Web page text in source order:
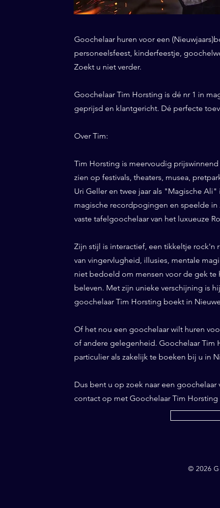
Goochelaar huren voor een
personeelsfeest, kinderfeestje,
Zoekt u niet verder.
Goochelaar Tim Horsting is dé nr 1 in
geprijsd en klantgericht. Dé perfecte
Over Tim:
Tim Horsting is meervoudig
zien op festivals, theaters, musea,
Uri Geller en twee jaar als "Magische
magische recordpogingen en speelde in
vaste tafelgoochelaar van het luxueuze
Zijn stijl is interactief, een tikkeltje rock'n
van vingervlugheid, illusies, mentale
niet bedoeld om mensen voor de gek te
beleven. Met zijn unieke verschijning is
goochelaar Tim Horsting boekt in
Of het nou een goochelaar wilt huren
of andere gelegenheid. Goochelaar Tim
particulier als zakelijk te boeken bij u in
Dus bent u op zoek naar een
contact op met Goochelaar Tim Horsting
© 2026